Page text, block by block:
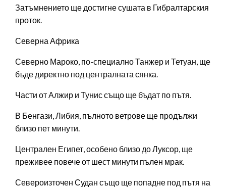
Затъмнението ще достигне сушата в Гибралтарския
проток.
Северна Африка
Северно Мароко, по-специално Танжер и Тетуан, ще
бъде директно под централната сянка.
Части от Алжир и Тунис също ще бъдат по пътя.
В Бенгази, Либия, пълното ветрове ще продължи
близо пет минути.
Централен Египет, особено близо до Луксор, ще
преживее повече от шест минути пълен мрак.
Североизточен Судан също ще попадне под пътя на